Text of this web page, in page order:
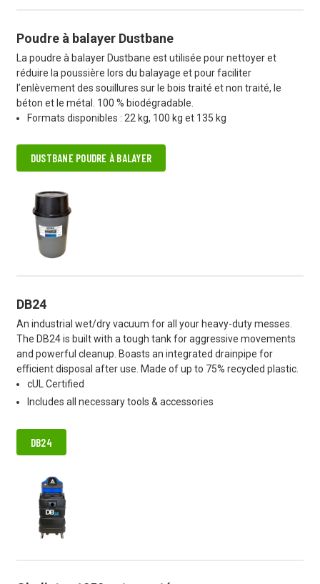
Poudre à balayer Dustbane
La poudre à balayer Dustbane est utilisée pour nettoyer et
réduire la poussière lors du balayage et pour faciliter
l’enlèvement des souillures sur le bois traité et non traité, le
béton et le métal. 100 % biodégradable.
Formats disponibles : 22 kg, 100 kg et 135 kg
DUSTBANE POUDRE À BALAYER
DB24
An industrial wet/dry vacuum for all your heavy-duty messes.
The DB24 is built with a tough tank for aggressive movements
and powerful cleanup. Boasts an integrated drainpipe for
eﬃcient disposal after use. Made of up to 75% recycled plastic.
cUL Certified
Includes all necessary tools & accessories
DB24